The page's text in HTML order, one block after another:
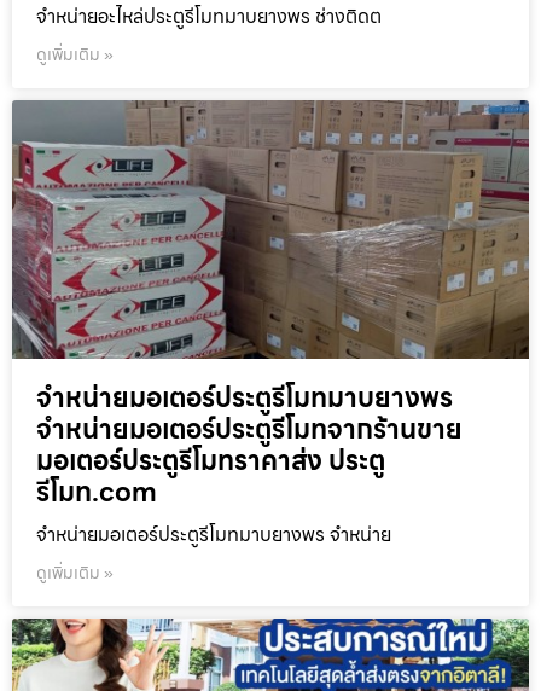
จำหน่ายอะไหล่ประตูรีโมทมาบยางพร ช่างติดต
ดูเพิ่มเติม »
จำหน่ายมอเตอร์ประตูรีโมทมาบยางพร
จำหน่ายมอเตอร์ประตูรีโมทจากร้านขาย
มอเตอร์ประตูรีโมทราคาส่ง ประตู
รีโมท.com
จำหน่ายมอเตอร์ประตูรีโมทมาบยางพร จำหน่าย
ดูเพิ่มเติม »